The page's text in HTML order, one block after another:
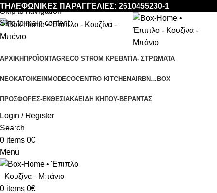
Skip to navigation
Skip to main content
ΤΗΛΕΦΩΝΙΚΕΣ ΠΑΡΑΓΓΕΛΙΕΣ: 2610455230-1
ΑΡΧΙΚΉ ΠΡΟΪΌΝΤΑGRECO STROM ΚΡΕΒΑΤΙΑ- ΣΤΡΩΜΑΤΑ
ΝΕΟΚΑΤΟΙΚΕΙΝ MODECOCENTRO KITCHENAIRBN…BOX
ΠΡΟΣΦΟΡΈΣ-ΕΚΘΕΣΙΑΚΆΕΊΔΗ ΚΉΠΟΥ-ΒΕΡΆΝΤΑΣ
Login / Register
Search
0 items 0€
Menu
0 items 0€